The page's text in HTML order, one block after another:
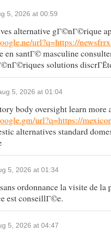
5, 2026 at 00:59
alternative gГ©nГ©rique
url?q=https://
santГ© masculine
solutions
5, 2026 at 01:04
body oversight learn more
url?q=https://
alternatives standard
5, 2026 at 01:34
ordonnance la visite de
est conseillГ©e.
5, 2026 at 04:47